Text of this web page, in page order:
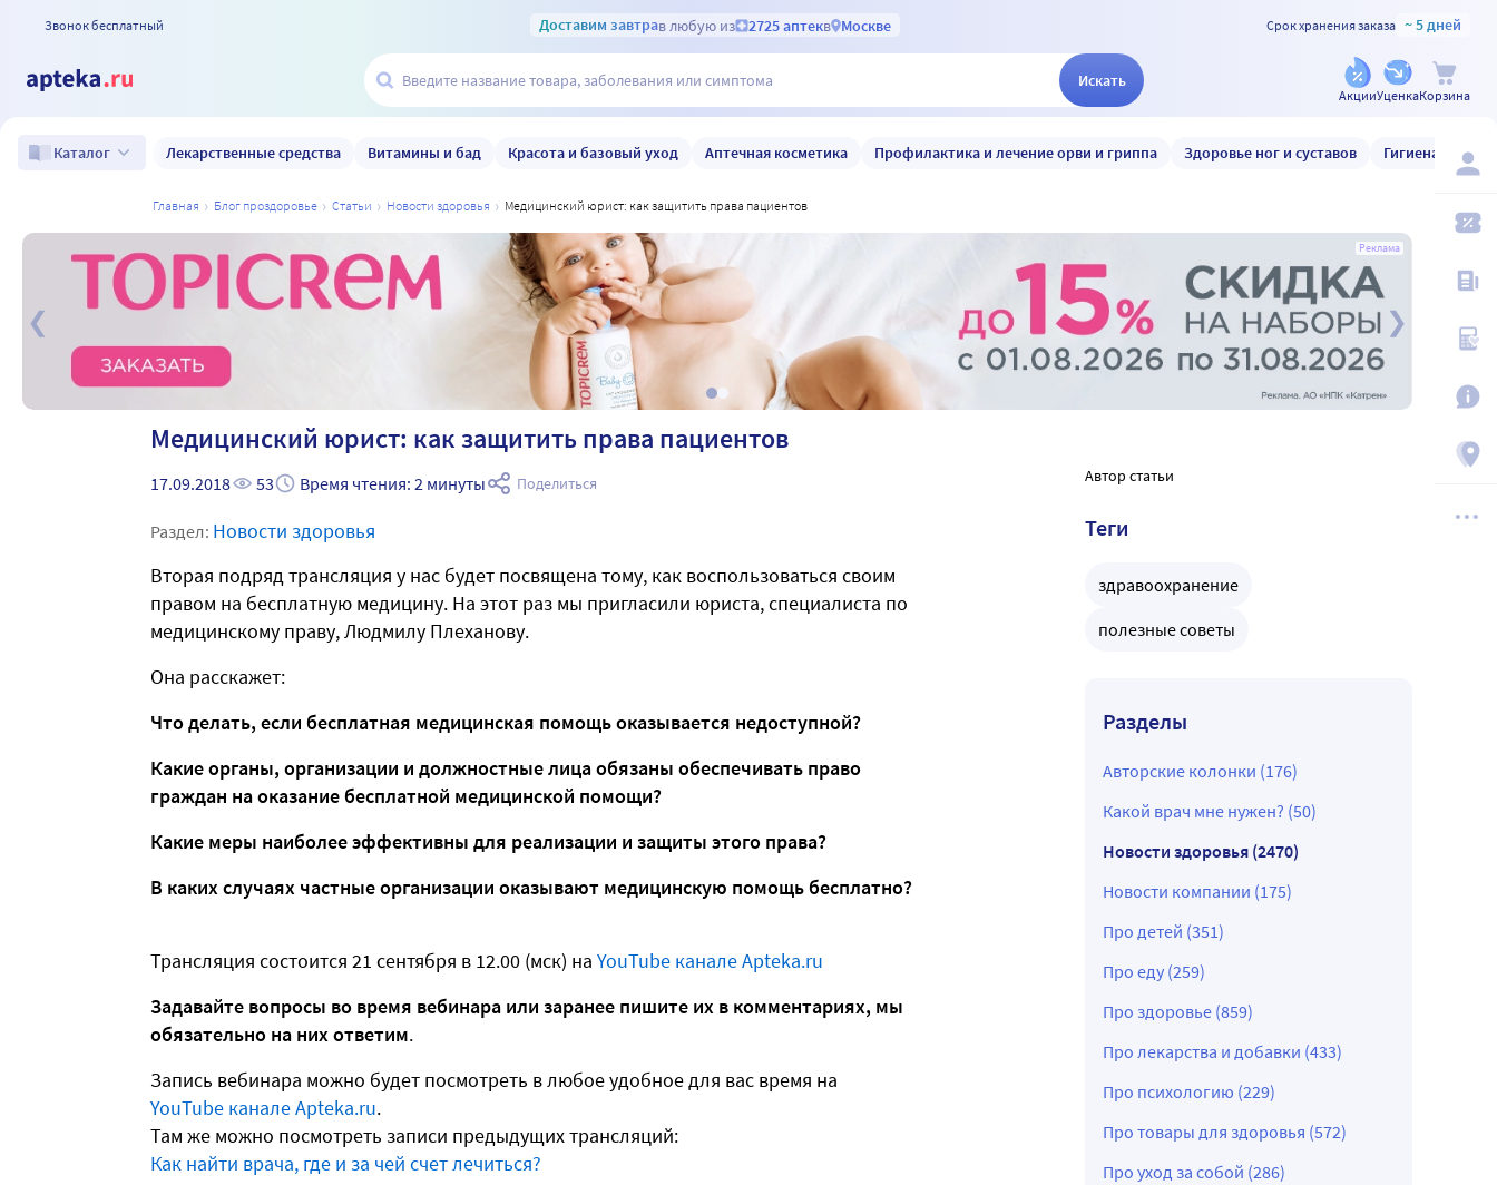
Звонок бесплатный Доставим завтрав любую из 2725 аптекв Москве Срок хранения заказа ~ 5 дней
Искать
АкцииУценкаКорзина
Каталог Лекарственные средства Витамины и бад Красота и базовый уход Аптечная косметика Профилактика и лечение орви и гриппа Здоровье ног и суставов Гигиена и уход
главная блог проздоровье статьи новости здоровья медицинский юрист: как защитить права пациентов
Реклама
Медицинский юрист: как защитить права пациентов
17.09.2018 53 Время чтения: 2 минуты Поделиться
Раздел: Новости здоровья
Вторая подряд трансляция у нас будет посвящена тому, как воспользоваться своим
правом на бесплатную медицину. На этот раз мы пригласили юриста, специалиста по
медицинскому праву, Людмилу Плеханову.
Она расскажет:
Что делать, если бесплатная медицинская помощь оказывается недоступной?
Какие органы, организации и должностные лица обязаны обеспечивать право
граждан на оказание бесплатной медицинской помощи?
Какие меры наиболее эффективны для реализации и защиты этого права?
В каких случаях частные организации оказывают медицинскую помощь бесплатно?
Трансляция состоится 21 сентября в 12.00 (мск) на YouTube канале Apteka.ru
Задавайте вопросы во время вебинара или заранее пишите их в комментариях, мы
обязательно на них ответим.
Запись вебинара можно будет посмотреть в любое удобное для вас время на
YouTube канале Apteka.ru.
Там же можно посмотреть записи предыдущих трансляций:
Как найти врача, где и за чей счет лечиться?
Автор статьи
Теги
здравоохранение
полезные советы
Разделы
Авторские колонки (176)
Какой врач мне нужен? (50)
Новости здоровья (2470)
Новости компании (175)
Про детей (351)
Про еду (259)
Про здоровье (859)
Про лекарства и добавки (433)
Про психологию (229)
Про товары для здоровья (572)
Про уход за собой (286)